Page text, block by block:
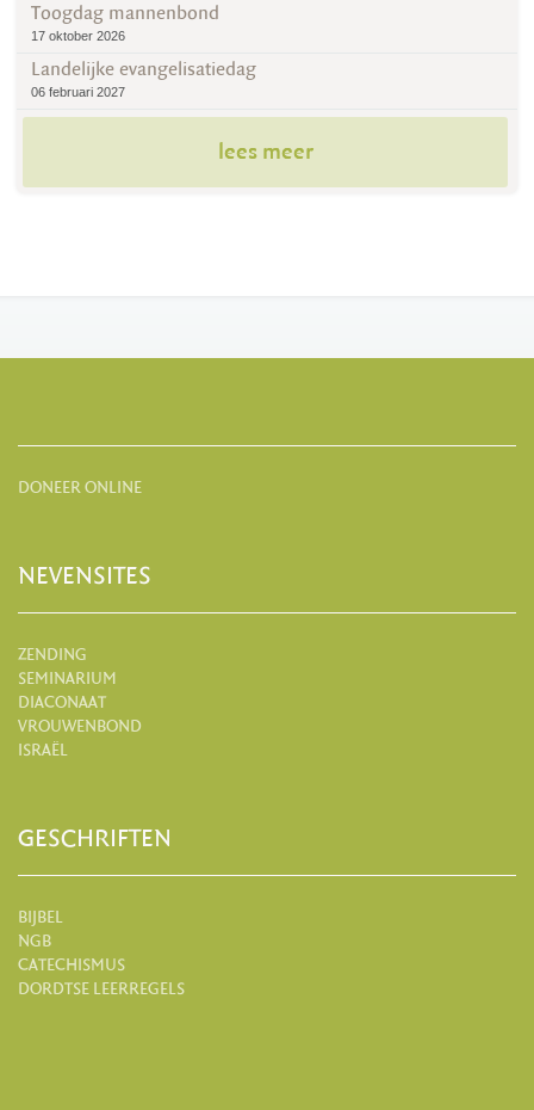
Toogdag mannenbond
17 oktober 2026
Landelijke evangelisatiedag
06 februari 2027
lees meer
DONEER ONLINE
NEVENSITES
ZENDING
SEMINARIUM
DIACONAAT
VROUWENBOND
ISRAËL
GESCHRIFTEN
BIJBEL
NGB
CATECHISMUS
DORDTSE LEERREGELS